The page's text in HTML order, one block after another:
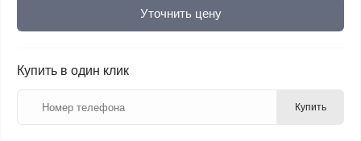
Уточнить цену
Купить в один клик
Купить